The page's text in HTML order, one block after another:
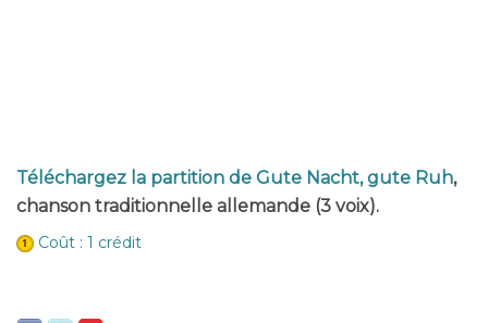
Téléchargez la partition de Gute Nacht, gute Ruh,
chanson traditionnelle allemande (3 voix).
Coût : 1 crédit